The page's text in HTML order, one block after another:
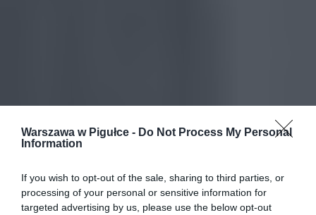
Warszawa w Pigułce - Do Not Process My Personal
Information
If you wish to opt-out of the sale, sharing to third parties, or
processing of your personal or sensitive information for
targeted advertising by us, please use the below opt-out